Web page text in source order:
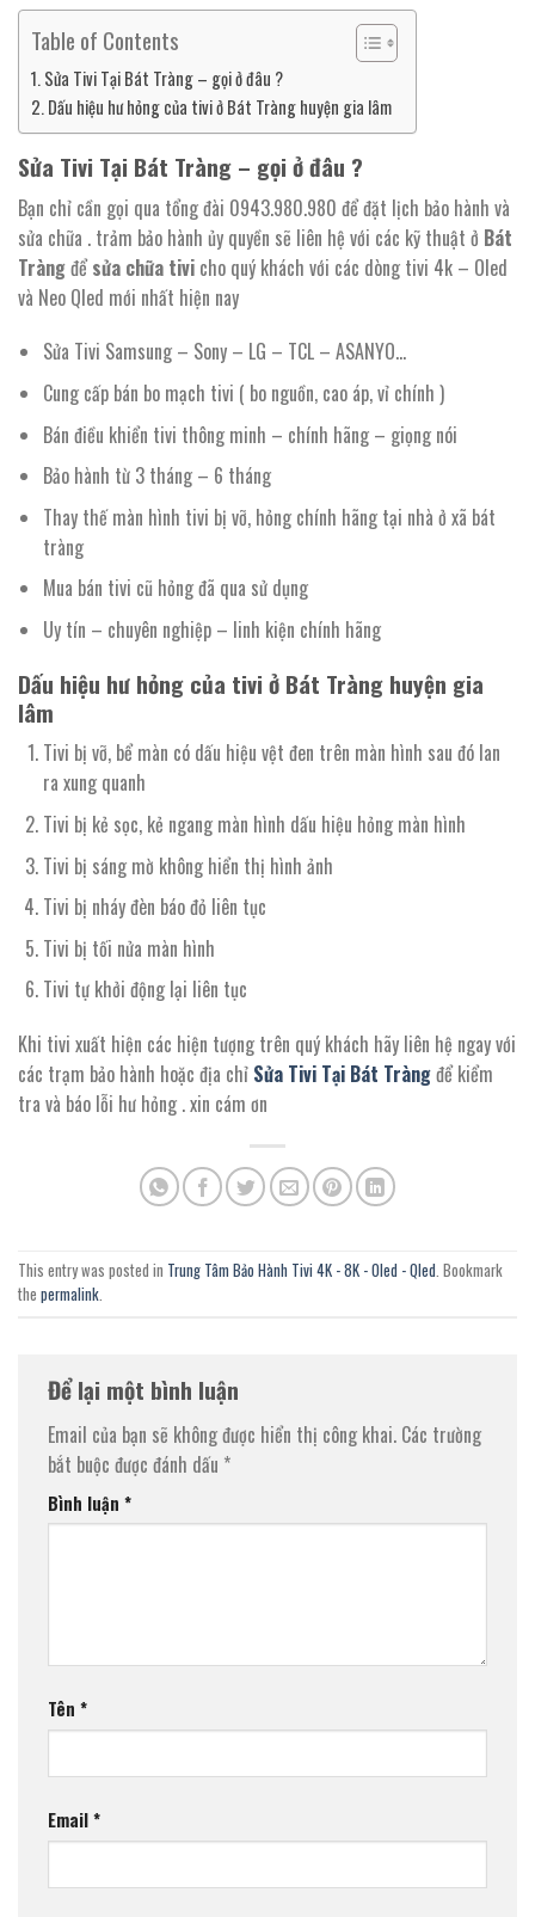
Table of Contents
Sửa Tivi Tại Bát Tràng – gọi ở đâu ?
Dấu hiệu hư hỏng của tivi ở Bát Tràng huyện gia lâm
Sửa Tivi Tại Bát Tràng – gọi ở đâu ?
Bạn chỉ cần gọi qua tổng đài 0943.980.980 để đặt lịch bảo hành và
sửa chữa . trảm bảo hành ủy quyền sẽ liên hệ với các kỹ thuật ở Bát
Tràngđểsửa chữa tivi cho quý khách với các dòng tivi 4k – Oled
và Neo Qled mới nhất hiện nay
Sửa Tivi Samsung – Sony – LG – TCL – ASANYO…
Cung cấp bán bo mạch tivi ( bo nguồn, cao áp, vỉ chính )
Bán điều khiển tivi thông minh – chính hãng – giọng nói
Bảo hành từ 3 tháng – 6 tháng
Thay thế màn hình tivi bị vỡ, hỏng chính hãng tại nhà ở xã bát
tràng
Mua bán tivi cũ hỏng đã qua sử dụng
Uy tín – chuyên nghiệp – linh kiện chính hãng
Dấu hiệu hư hỏng của tivi ở Bát Tràng huyện gia
lâm
Tivi bị vỡ, bể màn có dấu hiệu vệt đen trên màn hình sau đó lan
ra xung quanh
Tivi bị kẻ sọc, kẻ ngang màn hình dấu hiệu hỏng màn hình
Tivi bị sáng mờ không hiển thị hình ảnh
Tivi bị nháy đèn báo đỏ liên tục
Tivi bị tối nửa màn hình
Tivi tự khởi động lại liên tục
Khi tivi xuất hiện các hiện tượng trên quý khách hãy liên hệ ngay với
các trạm bảo hành hoặc địa chỉ Sửa Tivi Tại Bát Tràngđể kiểm
tra và báo lỗi hư hỏng . xin cám ơn
This entry was posted in Trung Tâm Bảo Hành Tivi 4K - 8K - Oled - Qled. Bookmark
the permalink.
Để lại một bình luận
Email của bạn sẽ không được hiển thị công khai. Các trường
bắt buộc được đánh dấu *
Bình luận *
Tên *
Email*